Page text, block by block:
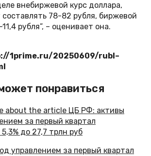
внебиржевой курс доллара,
составлять 78-82 рубля, биржевой
рубля”, – оценивает она.
1prime.ru/20250609/rubl–
понравиться
управлением за первый квартал